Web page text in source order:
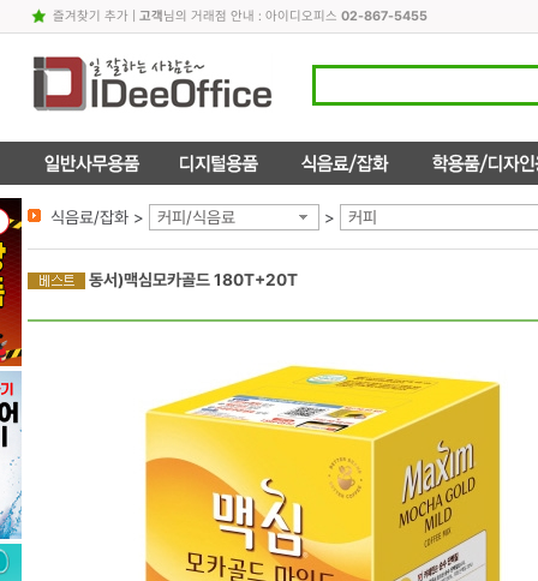
즐겨찾기 추가| 고객님의 거래점 안내 : 아이디오피스 02-867-5455
식음료/잡화 > 커피/식음료 > 커피
동서)맥심모카골드 180T+20T